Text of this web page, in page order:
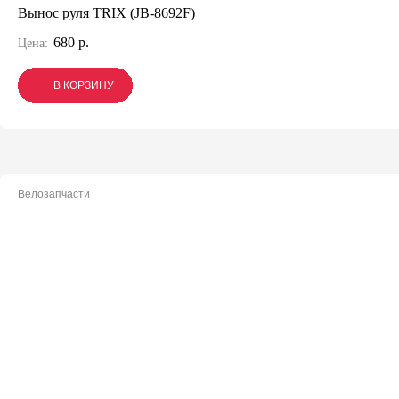
Вынос руля TRIX (JB-8692F)
Цена: 680 р.
В КОРЗИНУ
В КОРЗИНУ
В КОРЗИНУ
Велозапчасти